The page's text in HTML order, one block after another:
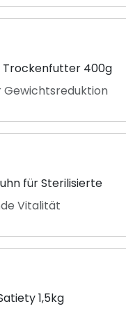
Trockenfutter 400g
Gewichtsreduktion
für Sterilisierte
Vitalität
1,5kg